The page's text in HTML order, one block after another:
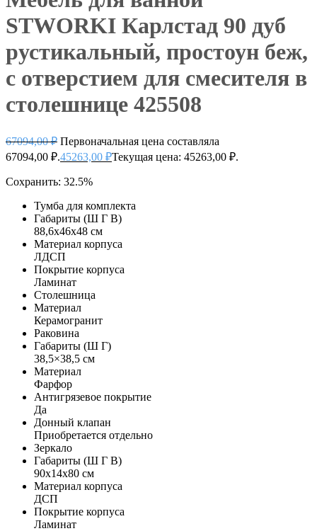
STWORKI Карлстад 90 дуб
рустикальный, простоун беж,
с отверстием для смесителя в
столешнице 425508
67094,00₽ Первоначальная цена составляла
67094,00 ₽.45263,00 ₽Текущая цена: 45263,00 ₽.
Сохранить: 32.5%
Тумба для комплекта
Габариты (Ш Г В)
88,6x46x48 см
Материал корпуса
ЛДСП
Покрытие корпуса
Ламинат
Столешница
Материал
Керамогранит
Раковина
Габариты (Ш Г)
38,5×38,5 см
Материал
Фарфор
Антигрязевое покрытие
Да
Донный клапан
Приобретается отдельно
Зеркало
Габариты (Ш Г В)
90x14x80 см
Материал корпуса
ДСП
Покрытие корпуса
Ламинат